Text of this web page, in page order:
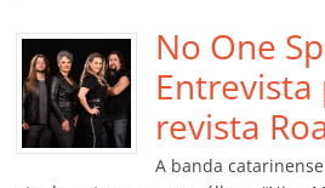
b
o
o
k
A
p
p
dI
n
e
a
No One
revista
A banda catarinense